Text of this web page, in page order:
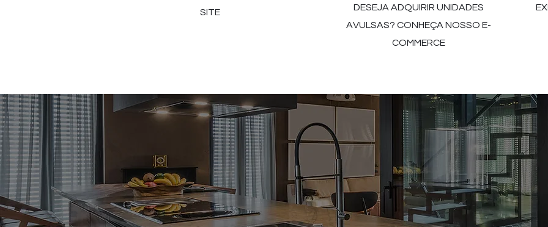
SITE
DESEJA ADQUIRIR UNIDADES
AVULSAS? CONHEÇA NOSSO E-
COMMERCE